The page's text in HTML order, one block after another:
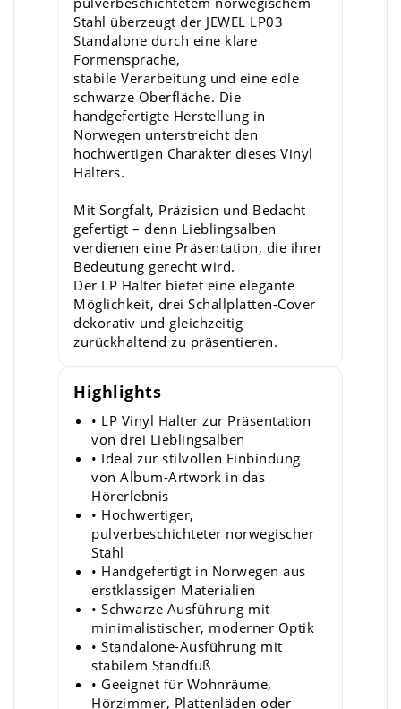
Stahl überzeugt der JEWEL LP03
Standalone durch eine klare
Formensprache,
stabile Verarbeitung und eine edle
schwarze Oberfläche. Die
handgefertigte Herstellung in
Norwegen unterstreicht den
hochwertigen Charakter dieses Vinyl
Halters.
Mit Sorgfalt, Präzision und Bedacht
gefertigt – denn Lieblingsalben
verdienen eine Präsentation, die ihrer
Bedeutung gerecht wird.
Der LP Halter bietet eine elegante
Möglichkeit, drei Schallplatten-Cover
dekorativ und gleichzeitig
zurückhaltend zu präsentieren.
Highlights
• LP Vinyl Halter zur Präsentation
von drei Lieblingsalben
• Ideal zur stilvollen Einbindung
von Album-Artwork in das
Hörerlebnis
• Hochwertiger,
pulverbeschichteter norwegischer
Stahl
• Handgefertigt in Norwegen aus
erstklassigen Materialien
• Schwarze Ausführung mit
minimalistischer, moderner Optik
• Standalone-Ausführung mit
stabilem Standfuß
• Geeignet für Wohnräume,
Hörzimmer, Plattenläden oder